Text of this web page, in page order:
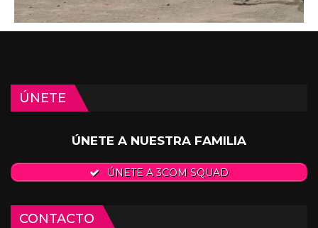
ÚNETE
ÚNETE A NUESTRA FAMILIA
ÚNETE A 3COM SQUAD
CONTACTO